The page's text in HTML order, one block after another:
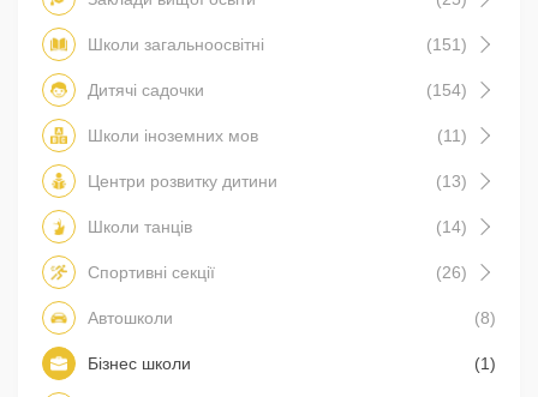
Школи загальноосвітні (151)
Дитячі садочки (154)
Школи іноземних мов (11)
Центри розвитку дитини (13)
Школи танців (14)
Спортивні секції (26)
Автошколи (8)
Бізнес школи (1)